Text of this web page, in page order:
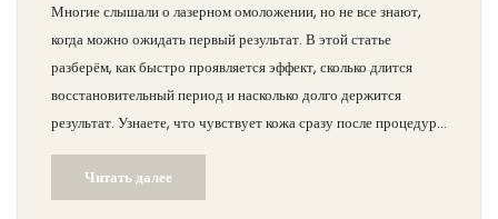
Многие слышали о лазерном омоложении, но не все знают,
когда можно ожидать первый результат. В этой статье
разберём, как быстро проявляется эффект, сколько длится
восстановительный период и насколько долго держится
результат. Узнаете, что чувствует кожа сразу после процедуры
и как ухаживать за ней, чтобы ускорить восстановление.
Получите простые советы и честную информацию о реальных
сроках обновления кожи.
Читать далее